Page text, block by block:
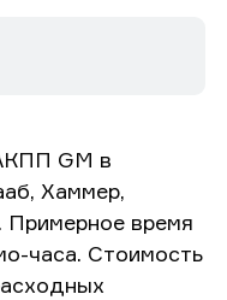
GM в
Хаммер,
время
часа. Стоимость